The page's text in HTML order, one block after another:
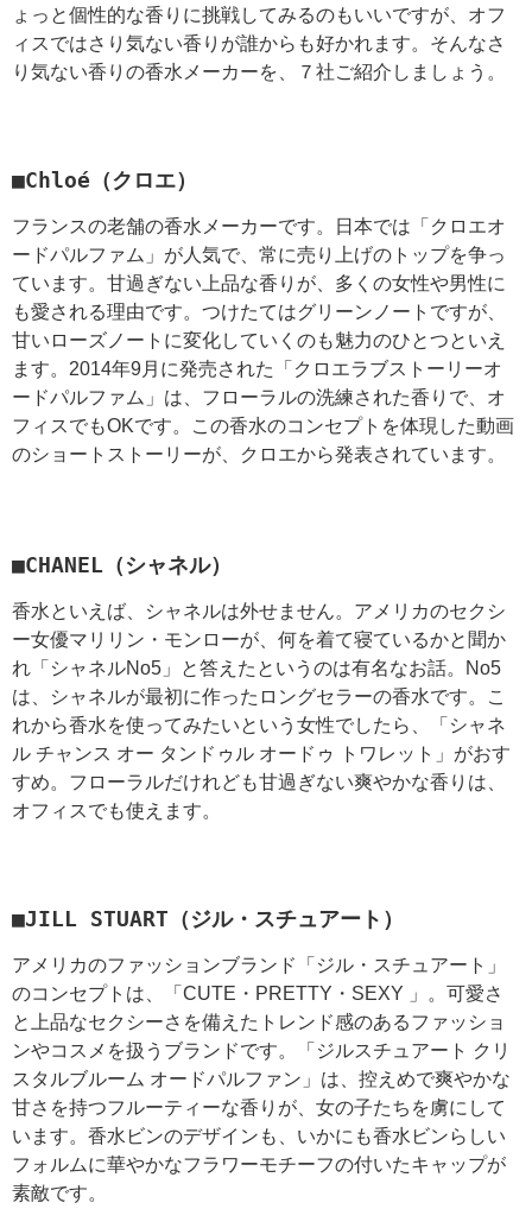
ょっと個性的な香りに挑戦してみるのもいいですが、オフ
ィスではさり気ない香りが誰からも好かれます。そんなさ
り気ない香りの香水メーカーを、７社ご紹介しましょう。
■Chloé（クロエ）
フランスの老舗の香水メーカーです。日本では「クロエオ
ードパルファム」が人気で、常に売り上げのトップを争っ
ています。甘過ぎない上品な香りが、多くの女性や男性に
も愛される理由です。つけたてはグリーンノートですが、
甘いローズノートに変化していくのも魅力のひとつといえ
ます。2014年9月に発売された「クロエラブストーリーオ
ードパルファム」は、フローラルの洗練された香りで、オ
フィスでもOKです。この香水のコンセプトを体現した動画
のショートストーリーが、クロエから発表されています。
■CHANEL（シャネル）
香水といえば、シャネルは外せません。アメリカのセクシ
ー女優マリリン・モンローが、何を着て寝ているかと聞か
れ「シャネルNo5」と答えたというのは有名なお話。No5
は、シャネルが最初に作ったロングセラーの香水です。こ
れから香水を使ってみたいという女性でしたら、「シャネ
ル チャンス オー タンドゥル オードゥ トワレット」がおす
すめ。フローラルだけれども甘過ぎない爽やかな香りは、
オフィスでも使えます。
■JILL STUART（ジル・スチュアート）
アメリカのファッションブランド「ジル・スチュアート」
のコンセプトは、「CUTE・PRETTY・SEXY 」。可愛さ
と上品なセクシーさを備えたトレンド感のあるファッショ
ンやコスメを扱うブランドです。「ジルスチュアート クリ
スタルブルーム オードパルファン」は、控えめで爽やかな
甘さを持つフルーティーな香りが、女の子たちを虜にして
います。香水ビンのデザインも、いかにも香水ビンらしい
フォルムに華やかなフラワーモチーフの付いたキャップが
素敵です。